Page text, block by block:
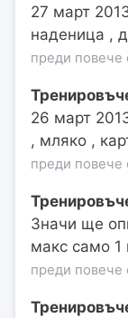
27 март
наденица ,
преди повече
26 март
, мляко ,
преди повече
Значи ще
макс само 1
преди повече